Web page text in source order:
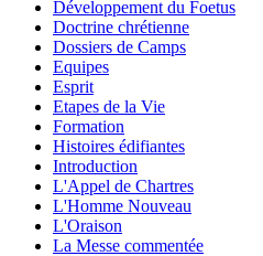
Développement du Foetus
Doctrine chrétienne
Dossiers de Camps
Equipes
Esprit
Etapes de la Vie
Formation
Histoires édifiantes
Introduction
L'Appel de Chartres
L'Homme Nouveau
L'Oraison
La Messe commentée